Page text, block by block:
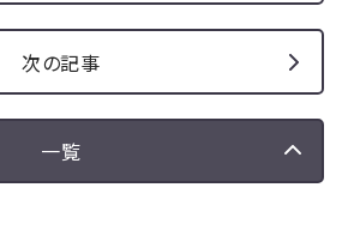
次の記事
一覧